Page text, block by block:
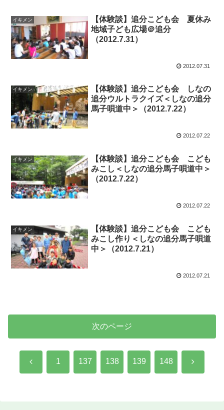
イキメン
【体験談】追分こども会 夏休み
地域子ども広場＠追分
（2012.7.31）
2012.07.31
イキメン
【体験談】追分こども会 しなの
追分ウルトラクイズ＜しなの追分
馬子唄道中＞（2012.7.22）
2012.07.22
イキメン
【体験談】追分こども会 こども
みこし＜しなの追分馬子唄道中＞
（2012.7.22）
2012.07.22
イキメン
【体験談】追分こども会 こども
みこし作り＜しなの追分馬子唄道
中＞（2012.7.21）
2012.07.21
次のページ
前 1 137 138 139 148 次